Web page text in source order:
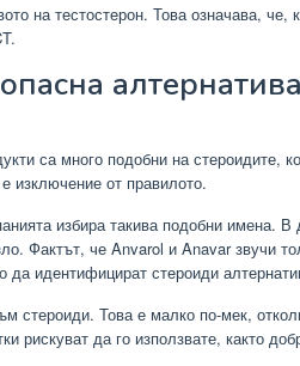
на тестостерон. Това означава, че,
са много подобни на стероидите,
изключение от правилото.
избира такива подобни имена. В
Фактът, че Anvarol и Anavar звучи
да идентифицират стероиди
стероиди. Това е малко по-мек,
рискуват да го използвате, както